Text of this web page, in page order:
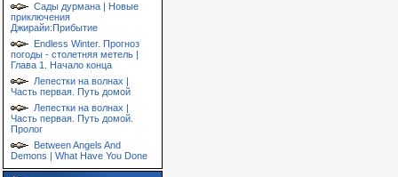
Сады дурмана | Новые
приключения
Джирайи:Прибытие
Endless Winter. Прогноз
погоды - столетняя метель |
Глава 1. Начало конца
Лепестки на волнах |
Часть первая. Путь домой
Лепестки на волнах |
Часть первая. Путь домой.
Пролог
Between Angels And
Demons | What Have You Done